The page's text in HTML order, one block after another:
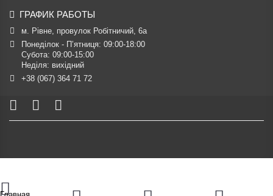
ГРАФИК РАБОТЫ
м. Рівне, провулок Робітничий, 6а
Понеділок - П’ятниця: 09:00-18:00
Субота: 09:00-15:00
Неділя: вихідний
+38 (067) 364 71 72